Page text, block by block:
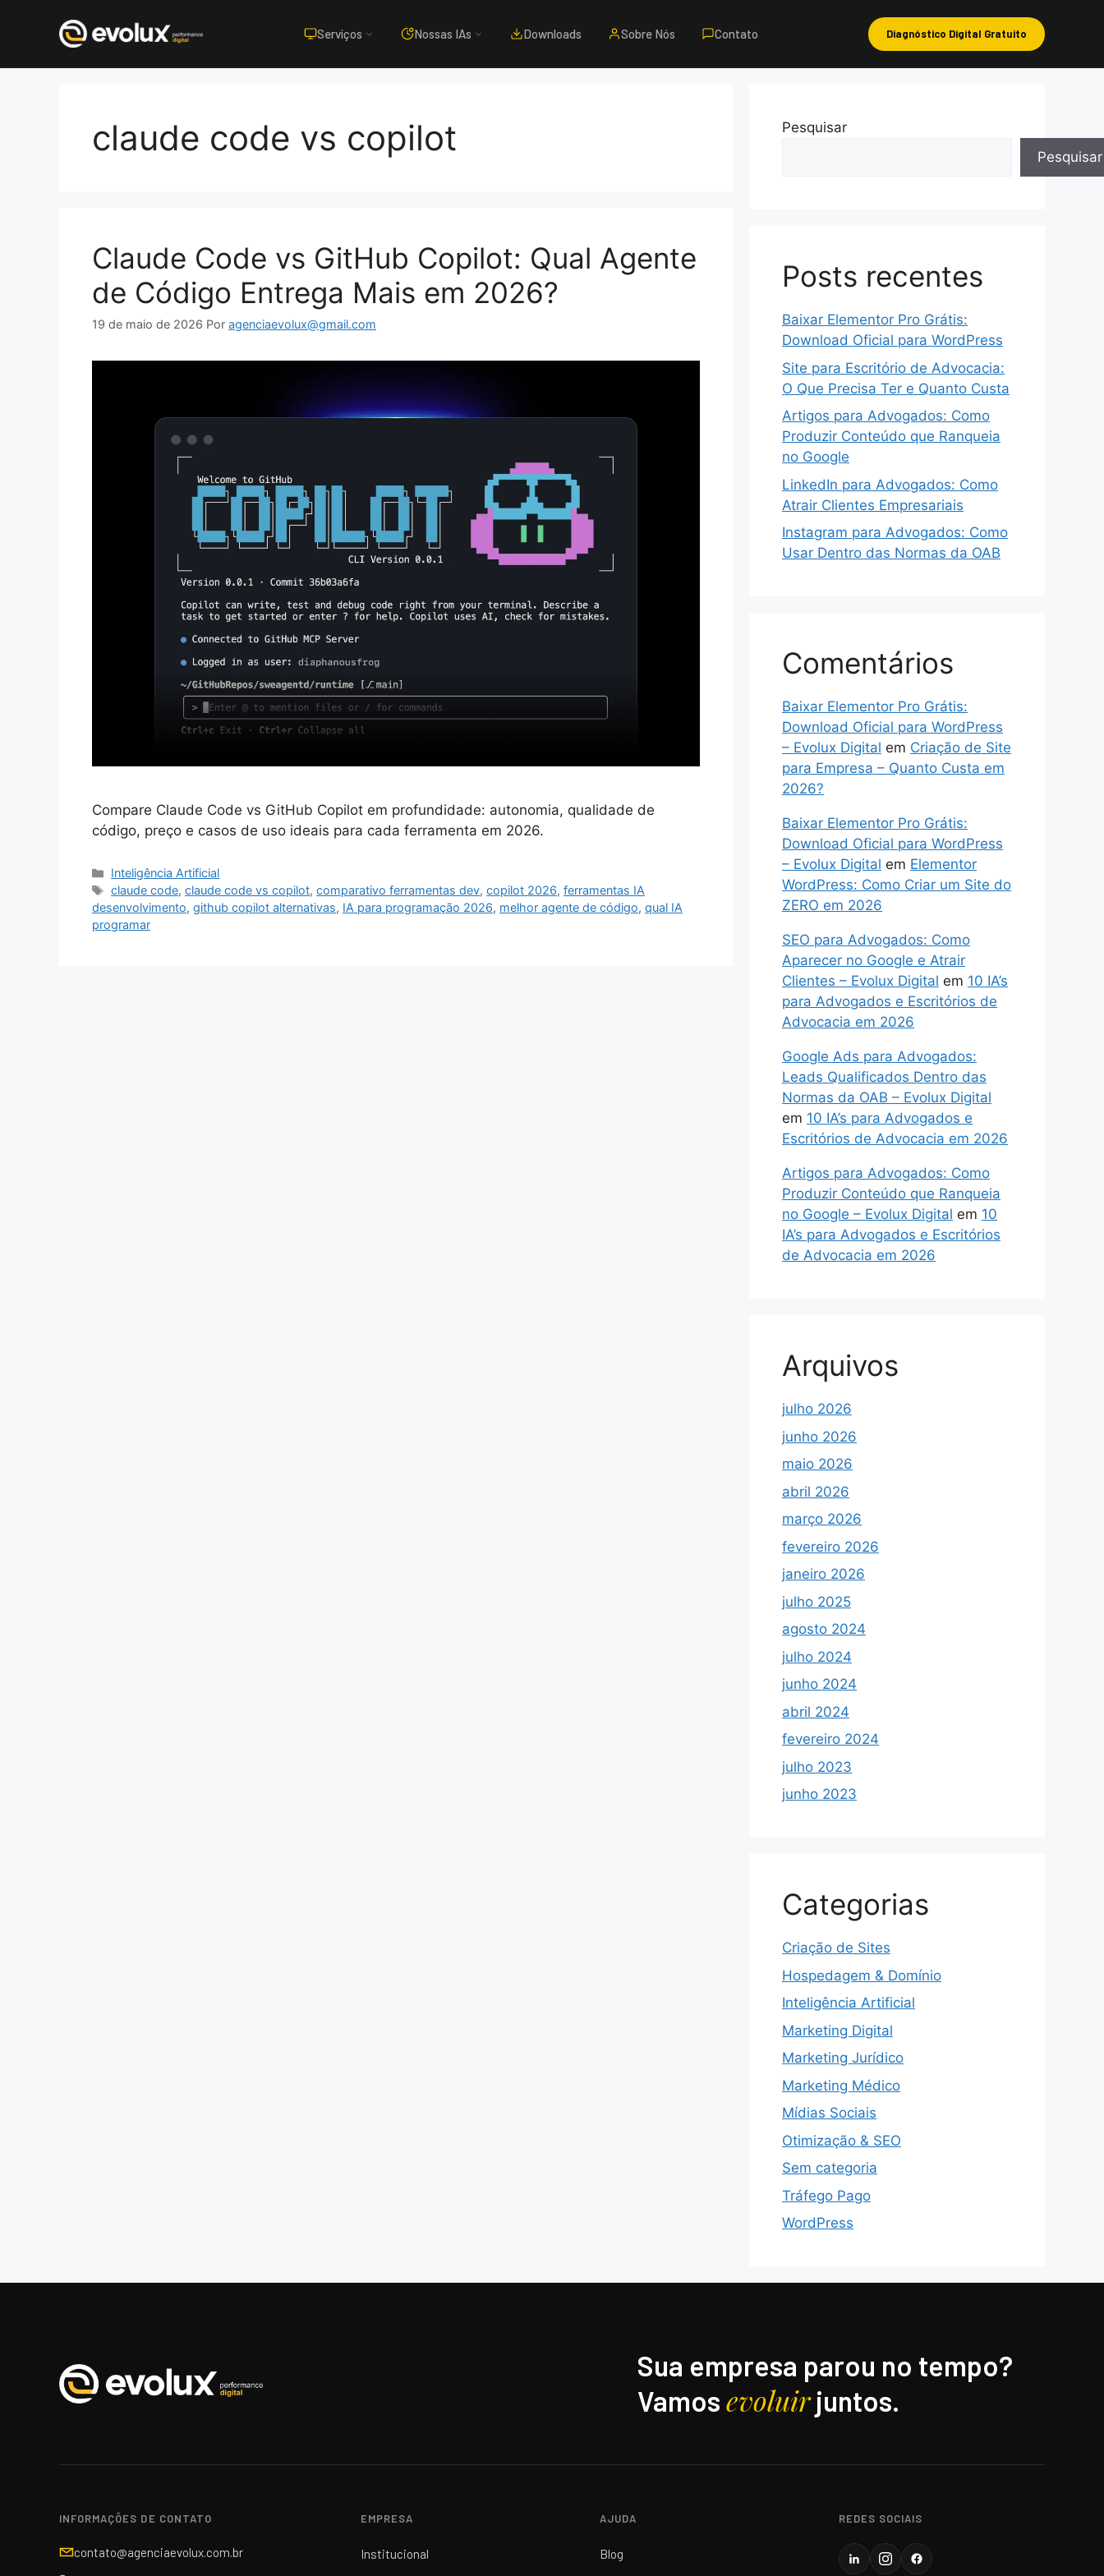
Serviços Nossas IAs Downloads Sobre Nós Contato Diagnóstico Digital Gratuito
claude code vs copilot
Claude Code vs GitHub Copilot: Qual Agente
de Código Entrega Mais em 2026?
19 de maio de 2026 Por agenciaevolux@gmail.com
Compare Claude Code vs GitHub Copilot em profundidade: autonomia, qualidade de
código, preço e casos de uso ideais para cada ferramenta em 2026.
Categorias
Inteligência Artificial
Tags
claude code,claude code vs copilot,comparativo ferramentas dev,copilot 2026,ferramentas IA
desenvolvimento, github copilot alternativas, IA para programação 2026, melhor agente de código, qual IA
programar
Pesquisar
Pesquisar
Posts recentes
Baixar Elementor Pro Grátis:
Download Oficial para WordPress
Site para Escritório de Advocacia:
O Que Precisa Ter e Quanto Custa
Artigos para Advogados: Como
Produzir Conteúdo que Ranqueia
no Google
LinkedIn para Advogados: Como
Atrair Clientes Empresariais
Instagram para Advogados: Como
Usar Dentro das Normas da OAB
Comentários
Baixar Elementor Pro Grátis:
Download Oficial para WordPress
– Evolux Digital em Criação de Site
para Empresa – Quanto Custa em
2026?
Baixar Elementor Pro Grátis:
Download Oficial para WordPress
– Evolux Digital em Elementor
WordPress: Como Criar um Site do
ZERO em 2026
SEO para Advogados: Como
Aparecer no Google e Atrair
Clientes – Evolux Digital em 10 IA’s
para Advogados e Escritórios de
Advocacia em 2026
Google Ads para Advogados:
Leads Qualificados Dentro das
Normas da OAB – Evolux Digital
em 10 IA’s para Advogados e
Escritórios de Advocacia em 2026
Artigos para Advogados: Como
Produzir Conteúdo que Ranqueia
no Google – Evolux Digital em 10
IA’s para Advogados e Escritórios
de Advocacia em 2026
Arquivos
julho 2026
junho 2026
maio 2026
abril 2026
março 2026
fevereiro 2026
janeiro 2026
julho 2025
agosto 2024
julho 2024
junho 2024
abril 2024
fevereiro 2024
julho 2023
junho 2023
Categorias
Criação de Sites
Hospedagem & Domínio
Inteligência Artificial
Marketing Digital
Marketing Jurídico
Marketing Médico
Mídias Sociais
Otimização & SEO
Sem categoria
Tráfego Pago
WordPress
Sua empresa parou no tempo?
Vamosevoluirjuntos.
INFORMAÇÕES DE CONTATO
contato@agenciaevolux.com.br
EMPRESA
Institucional
AJUDA
Blog
REDES SOCIAIS